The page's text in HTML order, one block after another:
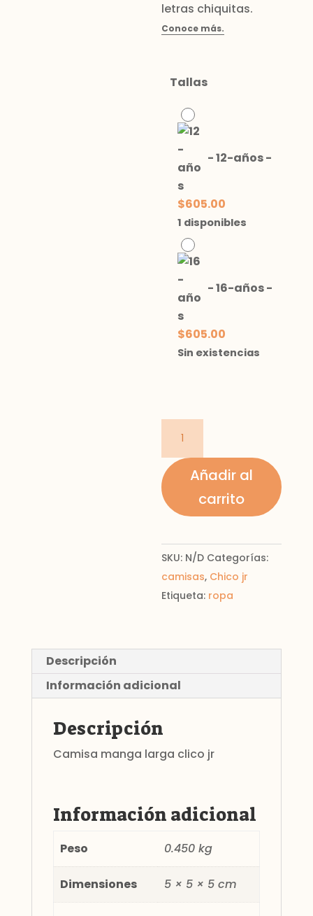
Tallas
-12-años-
$605.00
1 disponibles
-16-años-
$605.00
Sin existencias
manga
larga
cantidadAñadir al
carrito
SKU: N/D Categorías:
camisas, Chico jr
Etiqueta: ropa
Descripción
Información adicional
Descripción
Camisa manga larga clico jr
Información adicional
Peso 0.450 kg
Dimensiones 5 × 5 × 5 cm